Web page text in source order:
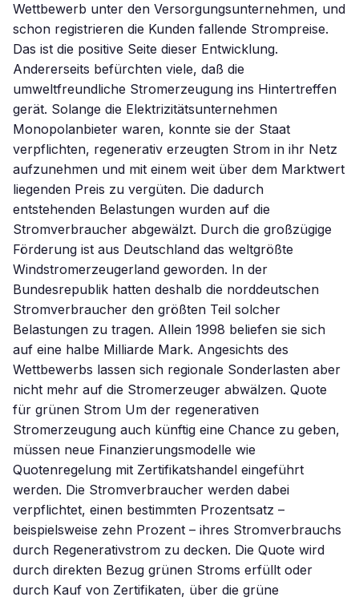
Wettbewerb unter den Versorgungsunternehmen, und
schon registrieren die Kunden fallende Strompreise.
Das ist die positive Seite dieser Entwicklung.
Andererseits befürchten viele, daß die
umweltfreundliche Stromerzeugung ins Hintertreffen
gerät. Solange die Elektrizitätsunternehmen
Monopolanbieter waren, konnte sie der Staat
verpflichten, regenerativ erzeugten Strom in ihr Netz
aufzunehmen und mit einem weit über dem Marktwert
liegenden Preis zu vergüten. Die dadurch
entstehenden Belastungen wurden auf die
Stromverbraucher abgewälzt. Durch die großzügige
Förderung ist aus Deutschland das weltgrößte
Windstromerzeugerland geworden. In der
Bundesrepublik hatten deshalb die norddeutschen
Stromverbraucher den größten Teil solcher
Belastungen zu tragen. Allein 1998 beliefen sie sich
auf eine halbe Milliarde Mark. Angesichts des
Wettbewerbs lassen sich regionale Sonderlasten aber
nicht mehr auf die Stromerzeuger abwälzen. Quote
für grünen Strom Um der regenerativen
Stromerzeugung auch künftig eine Chance zu geben,
müssen neue Finanzierungsmodelle wie
Quotenregelung mit Zertifikatshandel eingeführt
werden. Die Stromverbraucher werden dabei
verpflichtet, einen bestimmten Prozentsatz –
beispielsweise zehn Prozent – ihres Stromverbrauchs
durch Regenerativstrom zu decken. Die Quote wird
durch direkten Bezug grünen Stroms erfüllt oder
durch Kauf von Zertifikaten, über die grüne